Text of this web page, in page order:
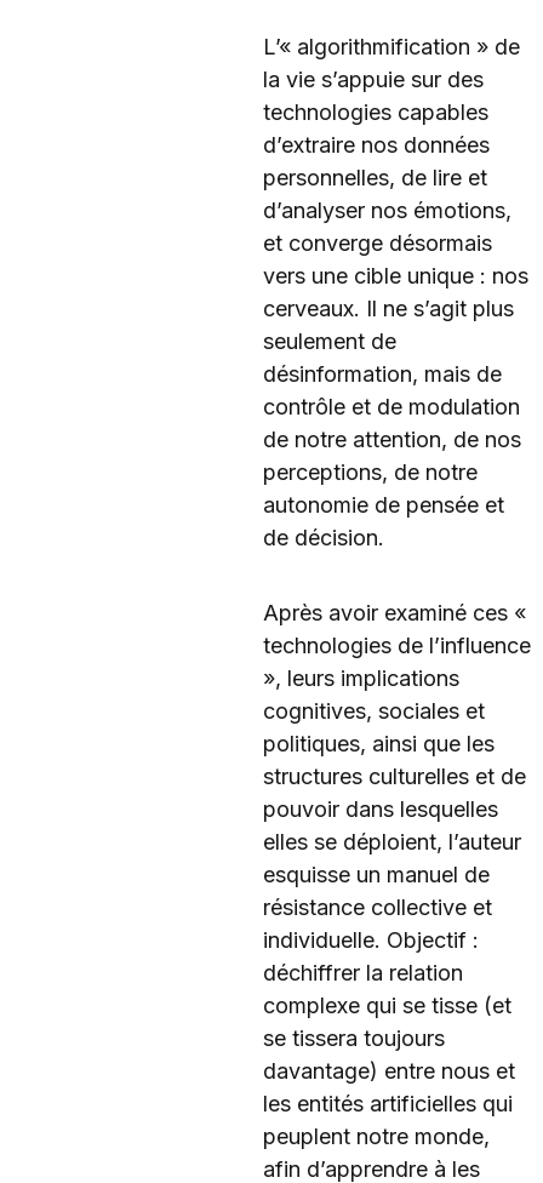
L’« algorithmification » de
la vie s’appuie sur des
technologies capables
d’extraire nos données
personnelles, de lire et
d’analyser nos émotions,
et converge désormais
vers une cible unique : nos
cerveaux. Il ne s’agit plus
seulement de
désinformation, mais de
contrôle et de modulation
de notre attention, de nos
perceptions, de notre
autonomie de pensée et
de décision.
Après avoir examiné ces «
technologies de l’influence
», leurs implications
cognitives, sociales et
politiques, ainsi que les
structures culturelles et de
pouvoir dans lesquelles
elles se déploient, l’auteur
esquisse un manuel de
résistance collective et
individuelle. Objectif :
déchiffrer la relation
complexe qui se tisse (et
se tissera toujours
davantage) entre nous et
les entités artificielles qui
peuplent notre monde,
afin d’apprendre à les